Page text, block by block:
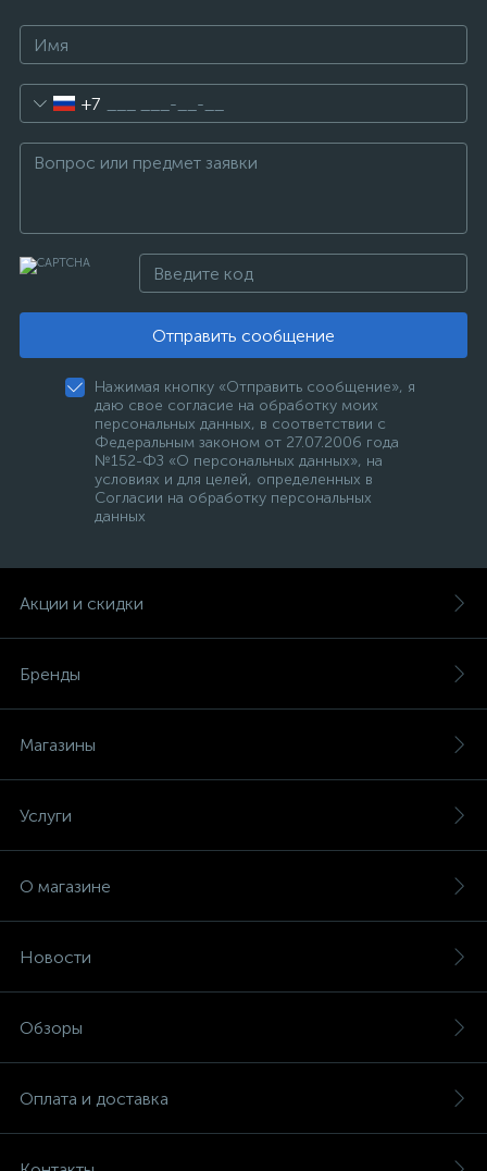
+7
Отправить сообщение
Нажимая кнопку «Отправить сообщение», я
даю свое согласие на обработку моих
персональных данных, в соответствии с
Федеральным законом от 27.07.2006 года
№152-ФЗ «О персональных данных», на
условиях и для целей, определенных в
Согласии на обработку персональных
данных
Акции и скидки
Бренды
Магазины
Услуги
О магазине
Новости
Обзоры
Оплата и доставка